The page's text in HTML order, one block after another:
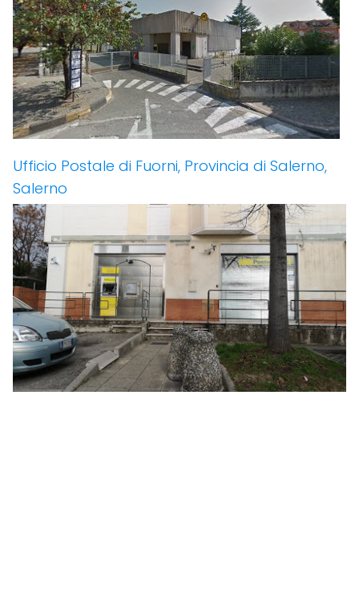
Ufficio Postale di Fuorni, Provincia di Salerno,
Salerno